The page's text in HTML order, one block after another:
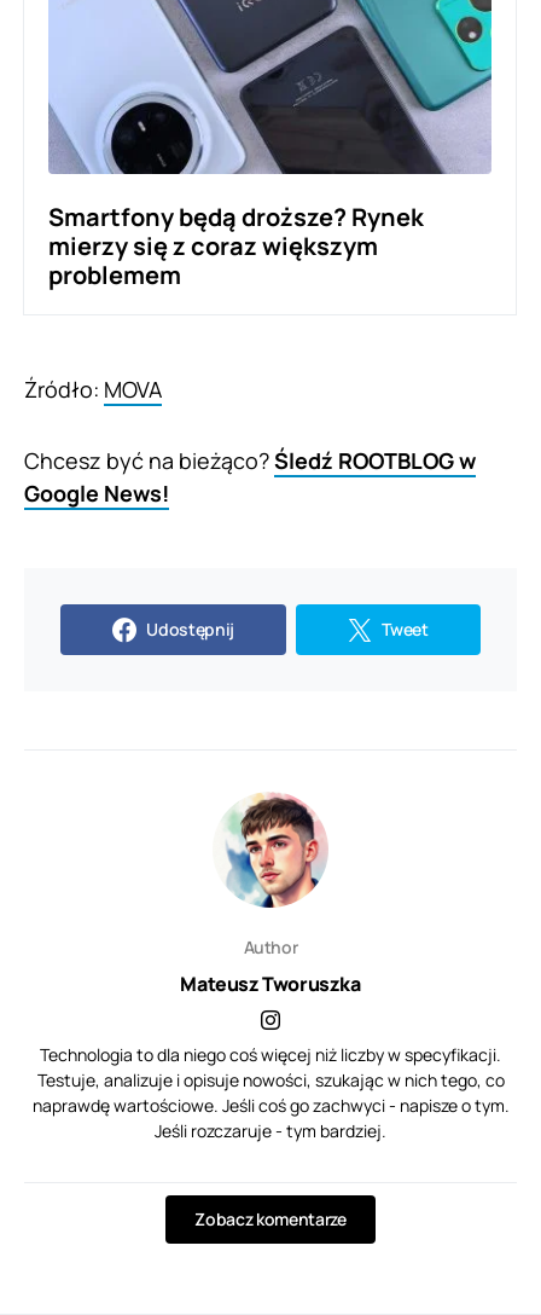
Smartfony będą droższe? Rynek
mierzy się z coraz większym
problemem
Źródło: MOVA
Chcesz być na bieżąco?Śledź ROOTBLOG w
Google News!
Udostępnij Tweet
Author
Mateusz Tworuszka
Technologia to dla niego coś więcej niż liczby w specyfikacji.
Testuje, analizuje i opisuje nowości, szukając w nich tego, co
naprawdę wartościowe. Jeśli coś go zachwyci - napisze o tym.
Jeśli rozczaruje - tym bardziej.
Zobacz komentarze